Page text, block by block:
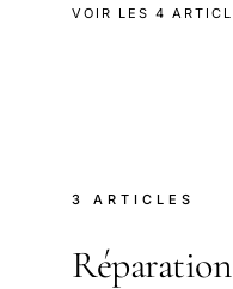
VOIR LES 4
3 ARTICLES